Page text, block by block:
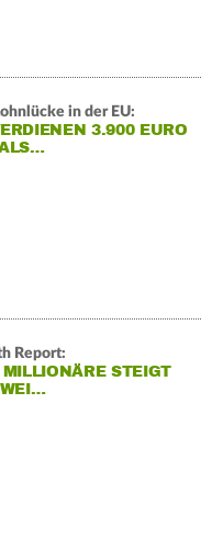
in der EU:
3.900 EURO
Report:
STEIGT